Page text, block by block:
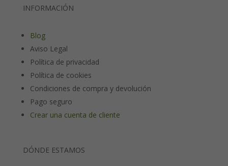
INFORMACIÓN
Blog
Aviso Legal
Política de privacidad
Política de cookies
Condiciones de compra y devolución
Pago seguro
Crear una cuenta de cliente
DÓNDE ESTAMOS